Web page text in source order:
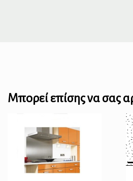
Μπορεί επίσης να σας